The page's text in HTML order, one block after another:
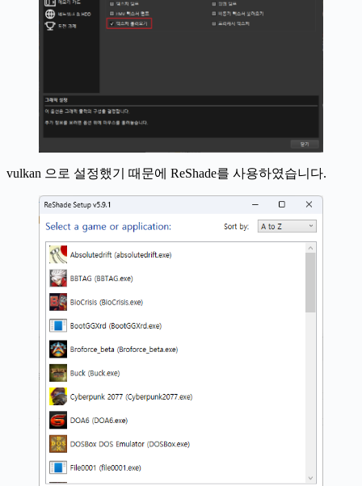
vulkan 으로 설정했기 때문에 ReShade를 사용하였습니다.